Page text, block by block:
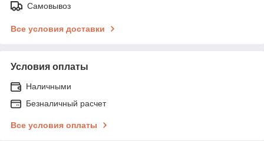
Самовывоз
Все условия доставки
Условия оплаты
Наличными
Безналичный расчет
Все условия оплаты